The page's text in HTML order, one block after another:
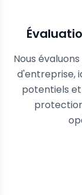
Nous
d'entreprise,
potentiels